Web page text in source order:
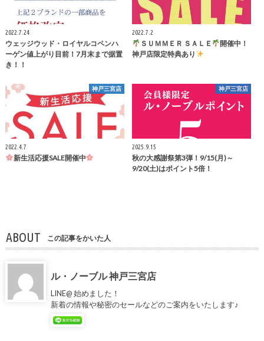
2022.7.24
ウェッジウッド・ロイヤルコペンハ
ーゲン値上がり目前！7月末まで据置
き！！
2022.7.2
ＳＵＭＭＥＲ ＳＡＬＥ
開催中！
神戸店限定特典あり
神戸三宮店
2022.4.7
新生活応援SALE開催中
神戸三宮店
2025.9.15
秋の大感謝祭第3弾！9/15(月)～
9/20(土)はポイント5倍！
ABOUT この記事をかいた人
ル・ノーブル 神戸三宮店
LINE@ 始めました！
新着の情報や秘密のセールなどのご案内をいたします♪